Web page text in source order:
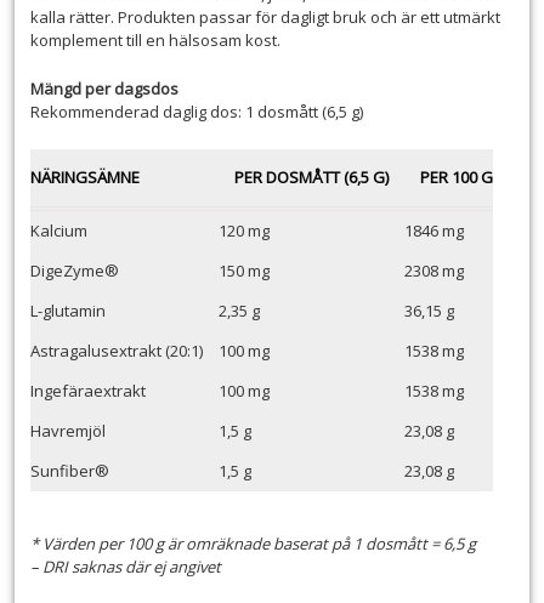
kalla rätter. Produkten passar för dagligt bruk och är ett utmärkt
komplement till en hälsosam kost.
Mängd per dagsdos
Rekommenderad daglig dos: 1 dosmått (6,5 g)
NÄRINGSÄMNE PER DOSMÅTT (6,5 G) PER 100 G
Kalcium 120 mg
1846 mg
DigeZyme®
150 mg
2308 mg
L-glutamin
2,35 g
36,15 g
Astragalusextrakt (20:1)
100 mg
1538 mg
Ingefäraextrakt
100 mg
1538 mg
Havremjöl
1,5 g
23,08 g
Sunfiber®
1,5 g 23,08 g
* Värden per 100 g är omräknade baserat på 1 dosmått = 6,5 g
– DRI saknas där ej angivet